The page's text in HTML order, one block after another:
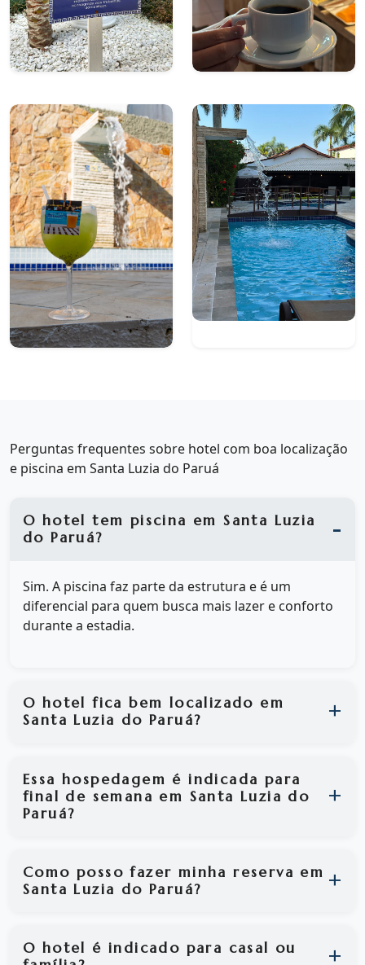
Perguntas frequentes sobre hotel com boa localização
e piscina em Santa Luzia do Paruá
O hotel tem piscina em Santa Luzia
do Paruá?
Sim. A piscina faz parte da estrutura e é um
diferencial para quem busca mais lazer e conforto
durante a estadia.
O hotel fica bem localizado em
Santa Luzia do Paruá?
Essa hospedagem é indicada para
final de semana em Santa Luzia do
Paruá?
Como posso fazer minha reserva em
Santa Luzia do Paruá?
O hotel é indicado para casal ou